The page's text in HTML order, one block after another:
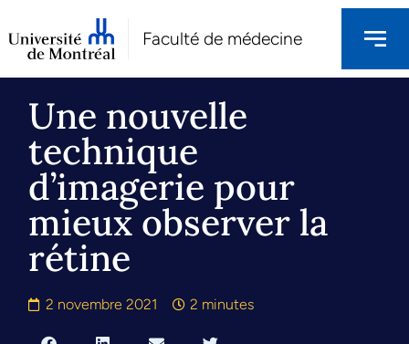
Faculté de médecine
Une nouvelle
technique
d’imagerie pour
mieux observer la
rétine
2 novembre 2021 2 minutes